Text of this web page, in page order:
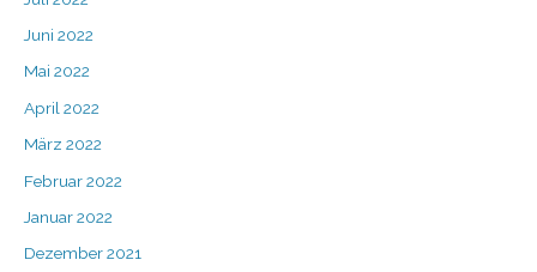
Juni 2022
Mai 2022
April 2022
März 2022
Februar 2022
Januar 2022
Dezember 2021